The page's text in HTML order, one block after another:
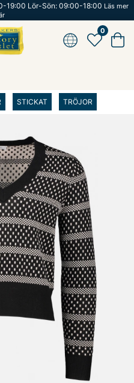
19:00 Lör-Sön: 09:00-18:00 Läs mer
0
STICKAT TRÖJOR